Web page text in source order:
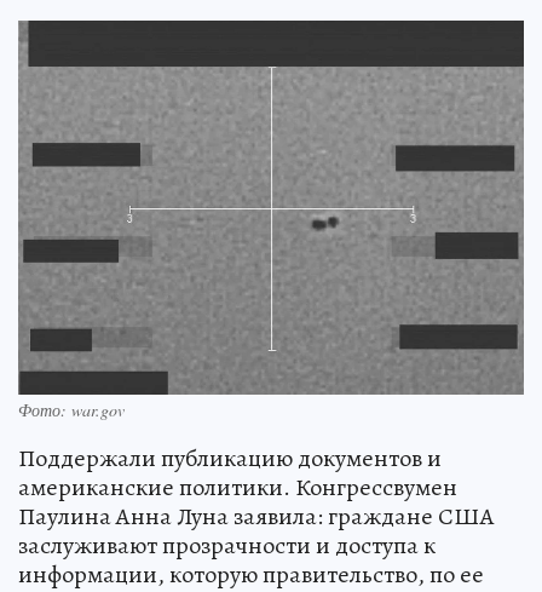
Фото: war.gov
Поддержали публикацию документов и
американские политики. Конгрессвумен
Паулина Анна Луна заявила: граждане США
заслуживают прозрачности и доступа к
информации, которую правительство, по ее